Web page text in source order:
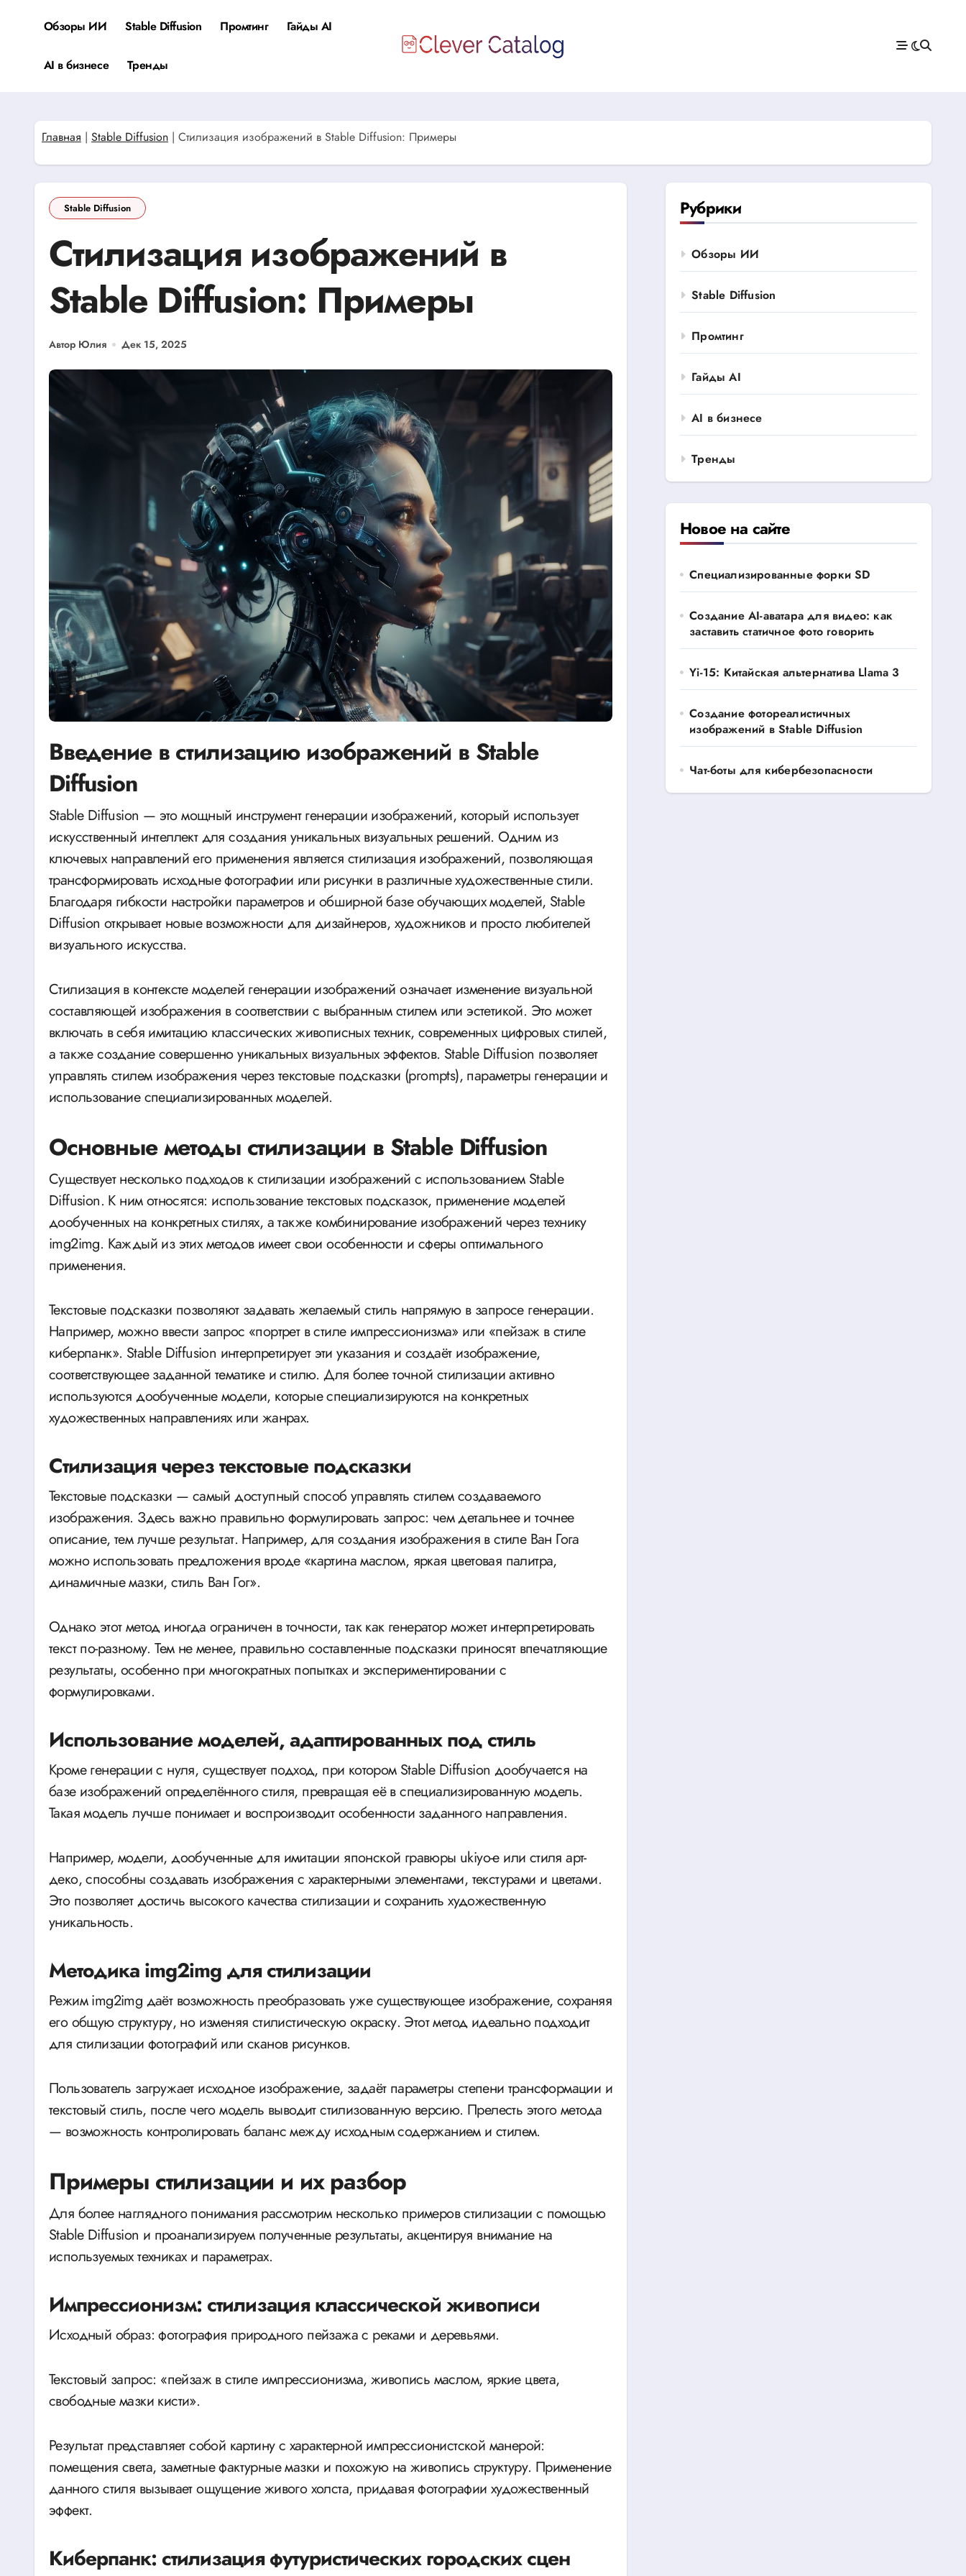
Обзоры ИИ Stable Diffusion Промтинг Гайды AI
AI в бизнесе Тренды
Главная | Stable Diffusion | Стилизация изображений в Stable Diffusion: Примеры
Stable Diffusion
Стилизация изображений в
Stable Diffusion: Примеры
Автор Юлия Дек 15, 2025
Введение в стилизацию изображений в Stable
Diffusion
Stable Diffusion — это мощный инструмент генерации изображений, который использует
искусственный интеллект для создания уникальных визуальных решений. Одним из
ключевых направлений его применения является стилизация изображений, позволяющая
трансформировать исходные фотографии или рисунки в различные художественные стили.
Благодаря гибкости настройки параметров и обширной базе обучающих моделей, Stable
Diffusion открывает новые возможности для дизайнеров, художников и просто любителей
визуального искусства.
Стилизация в контексте моделей генерации изображений означает изменение визуальной
составляющей изображения в соответствии с выбранным стилем или эстетикой. Это может
включать в себя имитацию классических живописных техник, современных цифровых стилей,
а также создание совершенно уникальных визуальных эффектов. Stable Diffusion позволяет
управлять стилем изображения через текстовые подсказки (prompts), параметры генерации и
использование специализированных моделей.
Основные методы стилизации в Stable Diffusion
Существует несколько подходов к стилизации изображений с использованием Stable
Diffusion. К ним относятся: использование текстовых подсказок, применение моделей
дообученных на конкретных стилях, а также комбинирование изображений через технику
img2img. Каждый из этих методов имеет свои особенности и сферы оптимального
применения.
Текстовые подсказки позволяют задавать желаемый стиль напрямую в запросе генерации.
Например, можно ввести запрос «портрет в стиле импрессионизма» или «пейзаж в стиле
киберпанк». Stable Diffusion интерпретирует эти указания и создаёт изображение,
соответствующее заданной тематике и стилю. Для более точной стилизации активно
используются дообученные модели, которые специализируются на конкретных
художественных направлениях или жанрах.
Стилизация через текстовые подсказки
Текстовые подсказки — самый доступный способ управлять стилем создаваемого
изображения. Здесь важно правильно формулировать запрос: чем детальнее и точнее
описание, тем лучше результат. Например, для создания изображения в стиле Ван Гога
можно использовать предложения вроде «картина маслом, яркая цветовая палитра,
динамичные мазки, стиль Ван Гог».
Однако этот метод иногда ограничен в точности, так как генератор может интерпретировать
текст по-разному. Тем не менее, правильно составленные подсказки приносят впечатляющие
результаты, особенно при многократных попытках и экспериментировании с
формулировками.
Использование моделей, адаптированных под стиль
Кроме генерации с нуля, существует подход, при котором Stable Diffusion дообучается на
базе изображений определённого стиля, превращая её в специализированную модель.
Такая модель лучше понимает и воспроизводит особенности заданного направления.
Например, модели, дообученные для имитации японской гравюры ukiyo-e или стиля арт-
деко, способны создавать изображения с характерными элементами, текстурами и цветами.
Это позволяет достичь высокого качества стилизации и сохранить художественную
уникальность.
Методика img2img для стилизации
Режим img2img даёт возможность преобразовать уже существующее изображение, сохраняя
его общую структуру, но изменяя стилистическую окраску. Этот метод идеально подходит
для стилизации фотографий или сканов рисунков.
Пользователь загружает исходное изображение, задаёт параметры степени трансформации и
текстовый стиль, после чего модель выводит стилизованную версию. Прелесть этого метода
— возможность контролировать баланс между исходным содержанием и стилем.
Примеры стилизации и их разбор
Для более наглядного понимания рассмотрим несколько примеров стилизации с помощью
Stable Diffusion и проанализируем полученные результаты, акцентируя внимание на
используемых техниках и параметрах.
Импрессионизм: стилизация классической живописи
Исходный образ: фотография природного пейзажа с реками и деревьями.
Текстовый запрос: «пейзаж в стиле импрессионизма, живопись маслом, яркие цвета,
свободные мазки кисти».
Результат представляет собой картину с характерной импрессионистской манерой:
помещения света, заметные фактурные мазки и похожую на живопись структуру. Применение
данного стиля вызывает ощущение живого холста, придавая фотографии художественный
эффект.
Киберпанк: стилизация футуристических городских сцен
Рубрики
Обзоры ИИ
Stable Diffusion
Промтинг
Гайды AI
AI в бизнесе
Тренды
Новое на сайте
Специализированные форки SD
Создание AI-аватара для видео: как
заставить статичное фото говорить
Yi-15: Китайская альтернатива Llama 3
Создание фотореалистичных
изображений в Stable Diffusion
Чат-боты для кибербезопасности